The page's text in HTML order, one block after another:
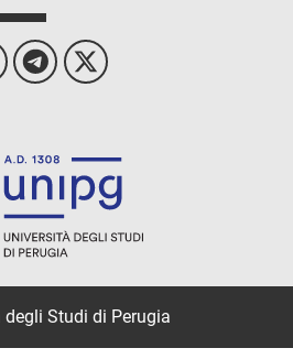
Studi di Perugia